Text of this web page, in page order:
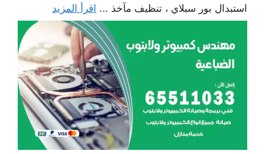
استبدال بور سبلاي ، تنظيف مآخذ ... اقرأ المزيد